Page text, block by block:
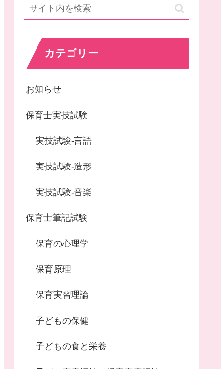
カテゴリー
お知らせ
保育士実技試験
実技試験-言語
実技試験-造形
実技試験-音楽
保育士筆記試験
保育の心理学
保育原理
保育実習理論
子どもの保健
子どもの食と栄養